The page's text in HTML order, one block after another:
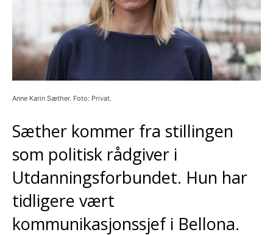
Anne Karin Sæther. Foto: Privat.
Sæther kommer fra stillingen
som politisk rådgiver i
Utdanningsforbundet. Hun har
tidligere vært
kommunikasjonssjef i Bellona.